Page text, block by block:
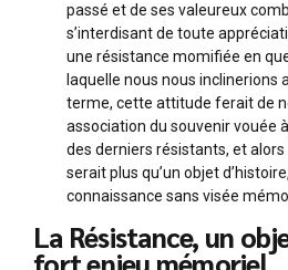
passé et de ses valeureux
s’interdisant de toute
une résistance momifiée en
laquelle nous nous inclinerions
terme, cette attitude ferait de
association du souvenir vouée
des derniers résistants, et alors
serait plus qu’un objet
connaissance sans visée
La Résistance, un